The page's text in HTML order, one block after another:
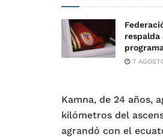
respalda
7
Kamna, de 24 años,
kilómetros del
agrandó con el